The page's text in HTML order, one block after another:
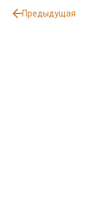
Предыдущая